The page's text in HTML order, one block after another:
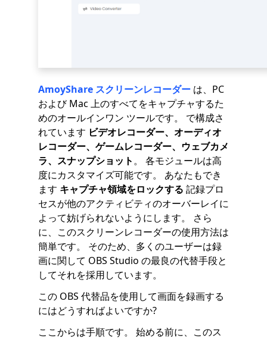
AmoyShare スクリーンレコーダー は、PC
および Mac 上のすべてをキャプチャするた
めのオールインワン ツールです。 で構成さ
れています ビデオレコーダー、オーディオ
レコーダー、ゲームレコーダー、ウェブカメ
ラ、スナップショット。 各モジュールは高
度にカスタマイズ可能です。 あなたもでき
ます キャプチャ領域をロックする 記録プロ
セスが他のアクティビティのオーバーレイに
よって妨げられないようにします。 さら
に、このスクリーンレコーダーの使用方法は
簡単です。 そのため、多くのユーザーは録
画に関して OBS Studio の最良の代替手段と
してそれを採用しています。
この OBS 代替品を使用して画面を録画する
にはどうすればよいですか?
ここからは手順です。 始める前に、このス